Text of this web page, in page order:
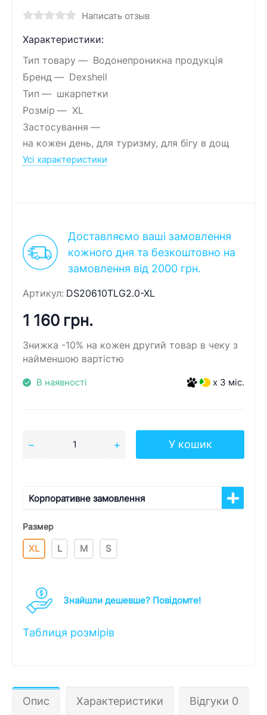
Написать отзыв
Характеристики:
Тип товару
Водонепроникна продукція
Бренд
Dexshell
Тип
шкарпетки
Розмір
XL
Застосування
на кожен день, для туризму, для бігу в дощ
Усі характеристики
Доставляємо ваші замовлення
кожного дня та безкоштовно на
замовлення від 2000 грн.
Артикул: DS20610TLG2.0-XL
1 160 грн.
Знижка -10% на кожен другий товар в чеку з
найменшою вартістю
В наявності x 3 міс.
У кошик
Корпоративне замовлення
Размер
XL L M S
Знайшли дешевше? Повідомте!
Таблиця розмірів
Опис Характеристики Відгуки 0